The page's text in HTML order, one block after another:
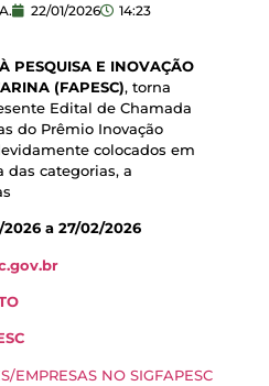
22/01/2026 14:23
PESQUISA E INOVAÇÃO
(FAPESC), torna
Edital de Chamada
do Prêmio Inovação
colocados em
categorias, a
2026 a 27/02/2026
EMPRESAS NO SIGFAPESC